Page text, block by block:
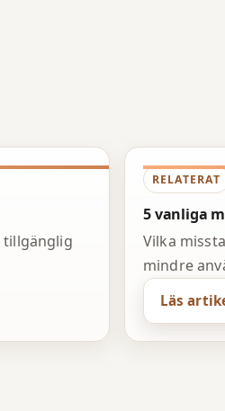
tillgänglig
RELATERAT
5 vanliga
Vilka
mindre
Läs